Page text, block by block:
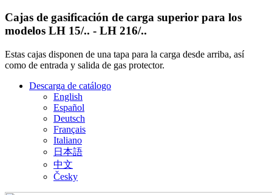
Cajas de gasificación de carga superior para los
modelos LH 15/.. - LH 216/..
Estas cajas disponen de una tapa para la carga desde arriba, así
como de entrada y salida de gas protector.
Descarga de catálogo
English
Español
Deutsch
Français
Italiano
日本語
中文
Česky